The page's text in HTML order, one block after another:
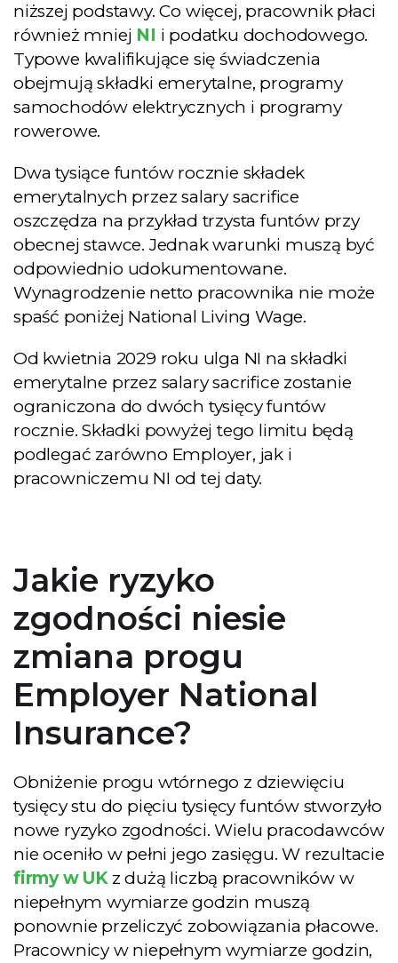
niższej podstawy. Co więcej, pracownik płaci
również mniej NI i podatku dochodowego.
Typowe kwalifikujące się świadczenia
obejmują składki emerytalne, programy
samochodów elektrycznych i programy
rowerowe.
Dwa tysiące funtów rocznie składek
emerytalnych przez salary sacrifice
oszczędza na przykład trzysta funtów przy
obecnej stawce. Jednak warunki muszą być
odpowiednio udokumentowane.
Wynagrodzenie netto pracownika nie może
spaść poniżej National Living Wage.
Od kwietnia 2029 roku ulga NI na składki
emerytalne przez salary sacrifice zostanie
ograniczona do dwóch tysięcy funtów
rocznie. Składki powyżej tego limitu będą
podlegać zarówno Employer, jak i
pracowniczemu NI od tej daty.
Jakie ryzyko
zgodności niesie
zmiana progu
Employer National
Insurance?
Obniżenie progu wtórnego z dziewięciu
tysięcy stu do pięciu tysięcy funtów stworzyło
nowe ryzyko zgodności. Wielu pracodawców
nie oceniło w pełni jego zasięgu. W rezultacie
firmy w UKz dużą liczbą pracowników w
niepełnym wymiarze godzin muszą
ponownie przeliczyć zobowiązania płacowe.
Pracownicy w niepełnym wymiarze godzin,
Zamknij to okno